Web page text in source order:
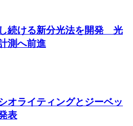
続ける新分光法を開発 光
測へ前進
オライティングとジーベッ
表